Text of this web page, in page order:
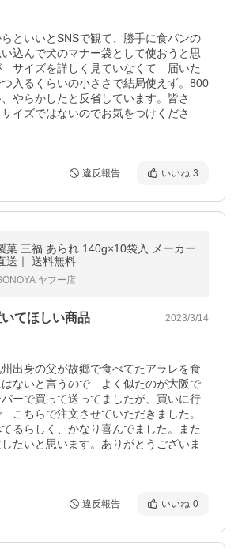
といいとSNSで観て、勝手に食パンの
込んで犬のマナー袋として使おうと思
サイズを詳しく見ていなくて　届いた
入るくらいの小ささで結局使えず。800
やらかしたと反省しています。皆さ
イズではないのでお気をつけくださ
違反報告 いいね 3
菓 三福 あられ 140g×10袋入 メーカー
送｜ 送料無料
ヤフー店
てほしい商品 2023/3/14
出身の父が故郷で食べてたアラレを食
ないと言うので　よく似たのが大阪で
ーで買って送ってましたが、買いに行
こちらで注文させていただきました。
るらしく、かなり喜んでました。また
たいと思います。ありがとうございま
違反報告 いいね 0